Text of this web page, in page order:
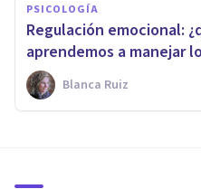
PSICOLOGÍA
Regulación emocional:
aprendemos a manejar
Blanca Ruiz